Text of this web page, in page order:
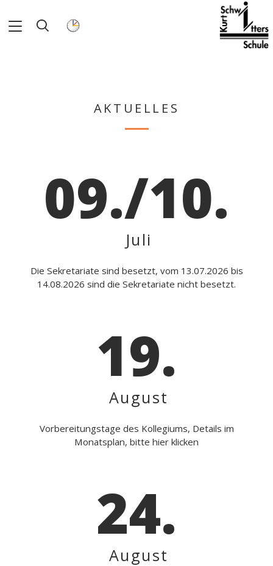
AKTUELLES
09./10.
Juli
Die Sekretariate sind besetzt, vom 13.07.2026 bis
14.08.2026 sind die Sekretariate nicht besetzt.
19.
August
Vorbereitungstage des Kollegiums, Details im
Monatsplan, bitte hier klicken
24.
August